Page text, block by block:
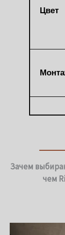
Цвет
Зачем
чем